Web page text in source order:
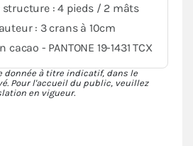
: 4 pieds / 2 mâts
: 3 crans à 10cm
- PANTONE 19-1431 TCX
donnée à titre indicatif, dans le
Pour l'accueil du public, veuillez
en vigueur.